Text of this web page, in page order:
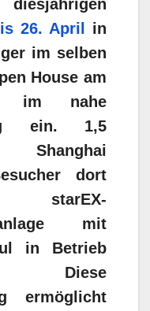
26. April
in
im selben
House am
im nahe
ein. 1,5
Shanghai
dort
mit
in Betrieb
ermöglicht